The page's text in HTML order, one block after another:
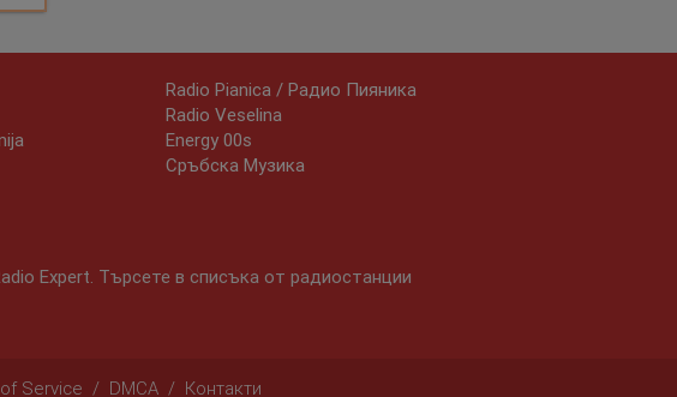
Radio Pianica / Радио Пияника
Radio Veselina
Energy 00s
Сръбска Музика
Expert. Търсете в списъка от радиостанции
Service / DMCA / Контакти